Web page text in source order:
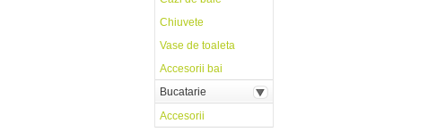
Chiuvete
Vase de toaleta
Accesorii bai
Bucatarie
Accesorii